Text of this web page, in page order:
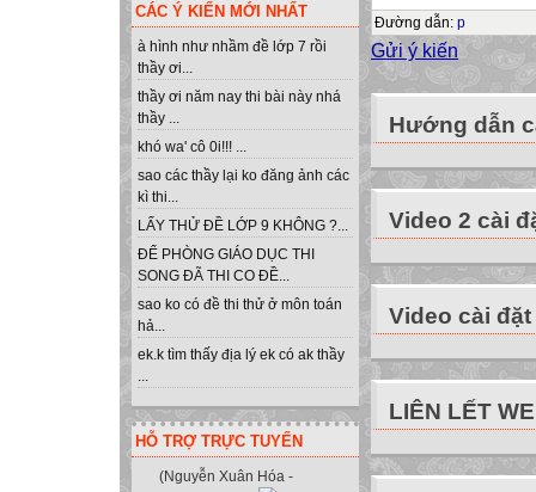
CÁC Ý KIẾN MỚI NHẤT
à hình như nhầm đề lớp 7 rồi
thầy ơi...
thầy ơi năm nay thi bài này nhá
thầy ...
khó wa' cô 0i!!! ...
sao các thầy lại ko đăng ảnh các
kì thi...
LẤY THỬ ĐỀ LỚP 9 KHÔNG ?...
ĐỂ PHÒNG GIÁO DỤC THI
SONG ĐÃ THI CO ĐỀ...
sao ko có đề thi thử ở môn toán
hả...
ek.k tìm thấy địa lý ek có ak thầy
...
HỖ TRỢ TRỰC TUYẾN
(Nguyễn Xuân Hóa -
Nhận biết các
Thao tác với
Thoát khỏi
1. Chạy chương
Trên màn hình
TP, chọn thư
Trên màn hình
Trên màn hình
TP, chọn thư
Trên màn hình
SUPPLEMENT
Tên File chương
Con trỏ soạn
Thanh menu
Đường dẫn: p
Gửi ý kiến
Hướng dẫn
Video 2 cài
Video cài đặt
LIÊN LẾT